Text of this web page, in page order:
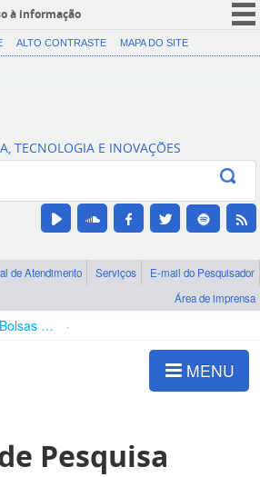
à informação
CORONAVÍRUS (COVID-19)
Canais
ALTO CONTRASTE MAPA DO SITE
TECNOLOGIA E INOVAÇÕES
de Atendimento Serviços
E-mail do Pesquisador
Área de imprensa
Bolsas e Auxílios Vigentes
MENU
Pesquisa